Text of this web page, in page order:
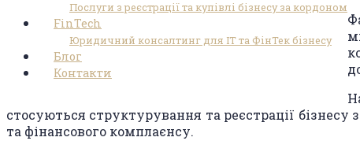
Послуги з реєстрації та купівлі бізнесу за кордоном
FinTech
Юридичний консалтинг для ІТ та ФінТек бізнесу
Блог
Контакти
стосуються структурування та реєстрації
та фінансового комплаєнсу.